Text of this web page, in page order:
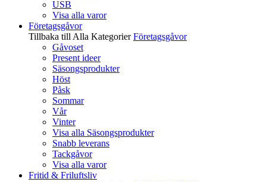
USB
Visa alla varor
Företagsgåvor
Tillbaka till Alla Kategorier Företagsgåvor
Gåvoset
Present ideer
Säsongsprodukter
Höst
Påsk
Sommar
Vår
Vinter
Visa alla Säsongsprodukter
Snabb leverans
Tackgåvor
Visa alla varor
Fritid & Friluftsliv